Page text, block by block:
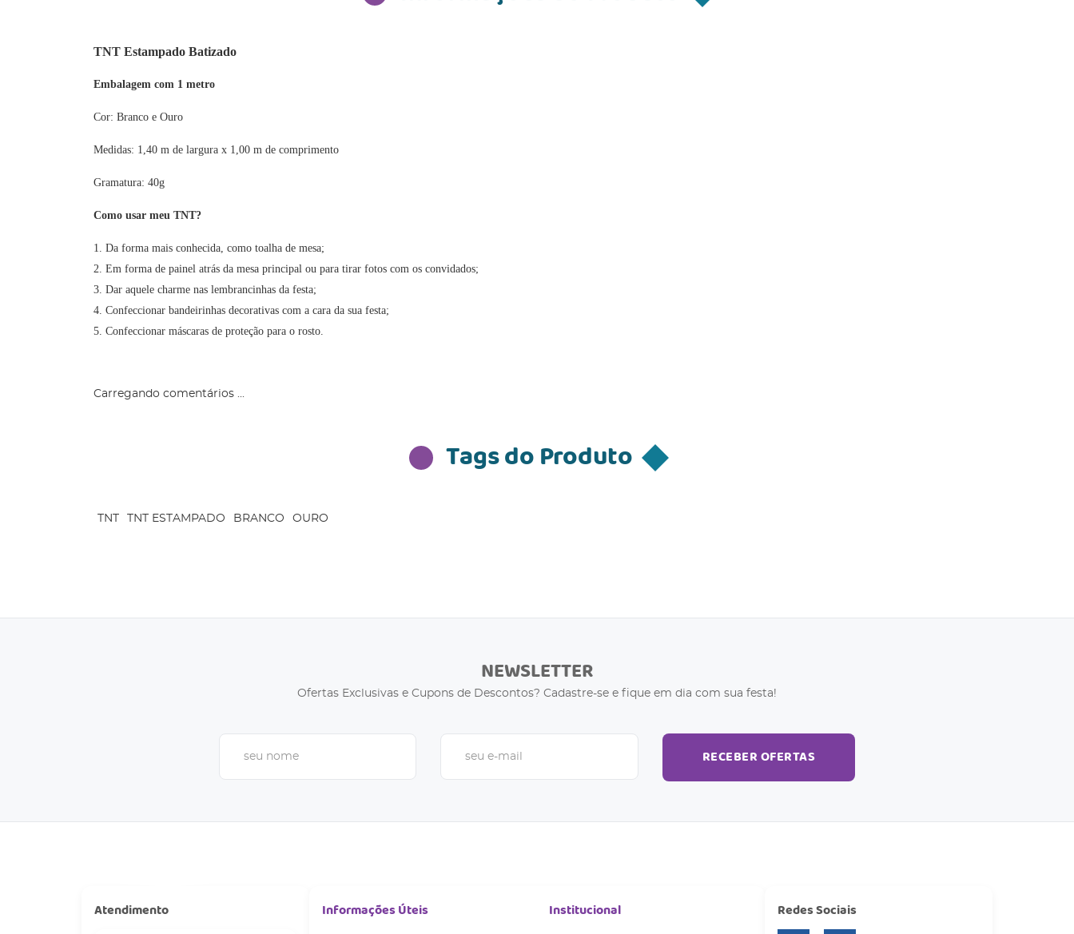
TNT Estampado Batizado
Embalagem com 1 metro
Cor: Branco e Ouro
Medidas: 1,40 m de largura x 1,00 m de comprimento
Gramatura: 40g
Como usar meu TNT?
1. Da forma mais conhecida, como toalha de mesa;
2. Em forma de painel atrás da mesa principal ou para tirar fotos com os convidados;
3. Dar aquele charme nas lembrancinhas da festa;
4. Confeccionar bandeirinhas decorativas com a cara da sua festa;
5. Confeccionar máscaras de proteção para o rosto.
Carregando comentários ...
Tags do Produto
TNT TNT ESTAMPADO BRANCO OURO
NEWSLETTER
Ofertas Exclusivas e Cupons de Descontos? Cadastre-se e fique em dia com sua festa!
RECEBER OFERTAS
Atendimento Informações Úteis Institucional Redes Sociais